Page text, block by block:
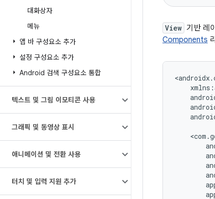
대화상자
메뉴
앱 바 구성요소 추가
설정 구성요소 추가
Android 검색 구성요소 통합
텍스트 및 그림 이모티콘 사용
그래픽 및 동영상 표시
애니메이션 및 전환 사용
터치 및 입력 지원 추가
View 기반 레
Components